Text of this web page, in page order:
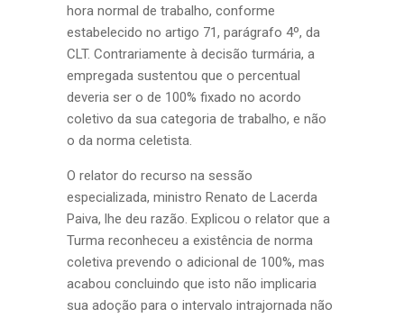
hora normal de trabalho, conforme
estabelecido no artigo 71, parágrafo 4º, da
CLT. Contrariamente à decisão turmária, a
empregada sustentou que o percentual
deveria ser o de 100% fixado no acordo
coletivo da sua categoria de trabalho, e não
o da norma celetista.
O relator do recurso na sessão
especializada, ministro Renato de Lacerda
Paiva, lhe deu razão. Explicou o relator que a
Turma reconheceu a existência de norma
coletiva prevendo o adicional de 100%, mas
acabou concluindo que isto não implicaria
sua adoção para o intervalo intrajornada não